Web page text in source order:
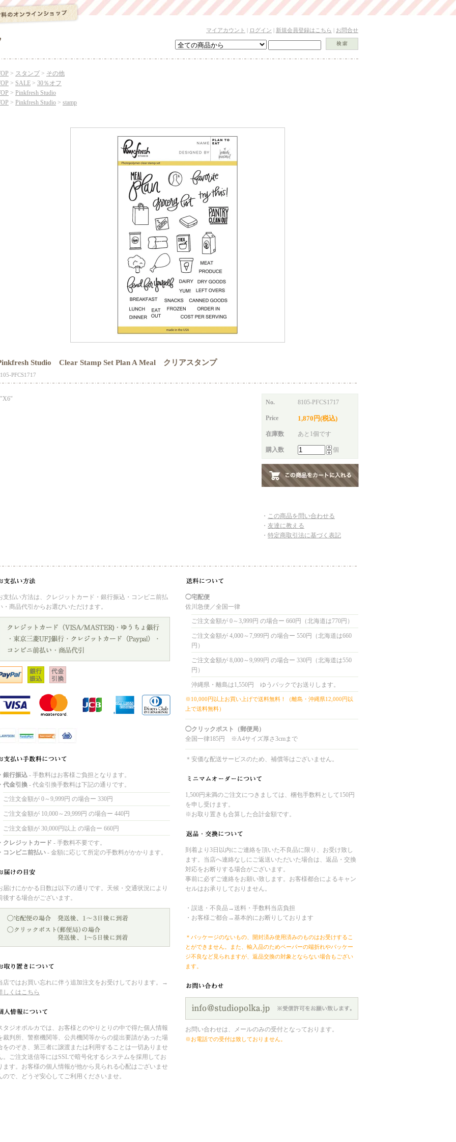
マイアカウント | ログイン | 新規会員登録はこちら | お問合せ
> スタンプ > その他
> SALE > 30％オフ
> Pinkfresh Studio
> Pinkfresh Studio > stamp
Studio Clear Stamp Set Plan A Meal クリアスタンプ
PFCS1717
No. 8105-PFCS1717
Price 1,870円(税込)
在庫数 あと1個です
購入数 個
・ この商品を問い合わせる
・ 友達に教える
・ 特定商取引法に基づく表記
支払い方法は、クレジットカード・銀行振込・コンビニ前払
・商品代引からお選びいただけます。
銀行振込 - 手数料はお客様ご負担となります。
代金引換 - 代金引換手数料は下記の通りです。
ご注文金額が 0～9,999円 の場合ー 330円
ご注文金額が 10,000～29,999円 の場合ー 440円
ご注文金額が 30,000円以上 の場合ー 660円
クレジットカード - 手数料不要です。
コンビニ前払い - 金額に応じて所定の手数料がかかります。
届けにかかる日数は以下の通りです。天候・交通状況により
後する場合がございます。
店ではお買い忘れに伴う追加注文をお受けしております。→
しくはこちら
タジオポルカでは、お客様とのやりとりの中で得た個人情報
裁判所、警察機関等、公共機関等からの提出要請があった場
をのぞき、第三者に譲渡または利用することは一切ありませ
。ご注文送信等にはSSLで暗号化するシステムを採用してお
ます。お客様の個人情報が他から見られる心配はございませ
ので、どうぞ安心してご利用くださいませ。
◯宅配便
佐川急便／全国一律
ご注文金額が 0～3,999円 の場合ー 660円（北海道は770円）
ご注文金額が 4,000～7,999円 の場合ー 550円（北海道は660
円）
ご注文金額が 8,000～9,999円 の場合ー 330円（北海道は550
円）
沖縄県・離島は1,550円 ゆうパックでお送りします。
※10,000円以上お買い上げで送料無料！（離島・沖縄県12,000円以
上で送料無料）
◯クリックポスト（郵便局）
全国一律185円 ※A4サイズ厚さ3cmまで
＊安価な配送サービスのため、補償等はございません。
1,500円未満のご注文につきましては、梱包手数料として150円
を申し受けます。
※お取り置きも合算した合計金額です。
到着より3日以内にご連絡を頂いた不良品に限り、お受け致し
ます。当店へ連絡なしにご返送いただいた場合は、返品・交換
対応をお断りする場合がございます。
事前に必ずご連絡をお願い致します。お客様都合によるキャン
セルはお承りしておりません。
・誤送・不良品→送料・手数料当店負担
・お客様ご都合→基本的にお断りしております
＊パッケージのないもの、開封済み使用済みのものはお受けするこ
とができません。また、輸入品のためペーパーの端折れやパッケー
ジ不良など見られますが、返品交換の対象とならない場合もござい
ます。
お問い合わせは、メールのみの受付となっております。
※お電話での受付は致しておりません。